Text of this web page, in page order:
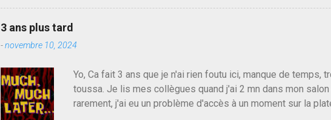
du centre de la gauche molle mais quand on écoutait ses
de l'Assemblée ou du Sénat. Ou assister au débarquement
3 ans plus tard
-novembre 10, 2024
Yo, Ca fait 3 ans que je n'ai rien foutu ici, manque de temps,
toussa. Je lis mes collègues quand j'ai 2 mn dans mon
rarement, j'ai eu un problème d'accès à un moment sur la